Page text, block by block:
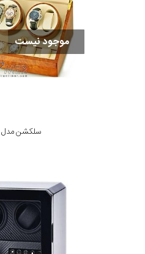
موجود نیست
سلکشن مدل 038YW-5I